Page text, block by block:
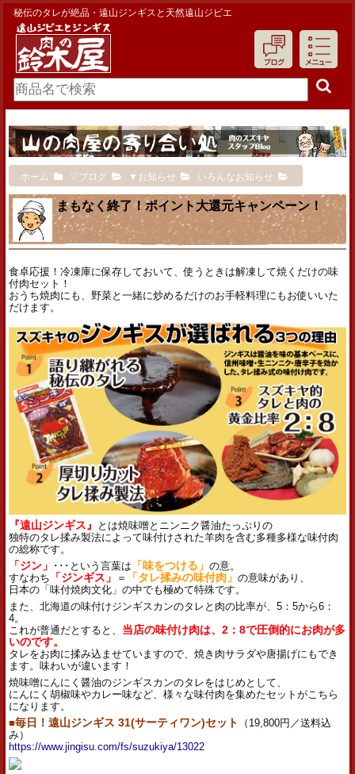
秘伝のタレが絶品・遠山ジンギスと天然遠山ジビエ
ホーム ▽ブログ ▼お知らせ いろんなお知らせ
まもなく終了！ポイント大還元キャンペーン！
食卓応援！冷凍庫に保存しておいて、使うときは解凍して焼くだけの味
付肉セット！
おうち焼肉にも、野菜と一緒に炒めるだけのお手軽料理にもお使いいた
だけます。
『遠山ジンギス』
とは焼味噌とニンニク醤油たっぷりの
独特のタレ揉み製法によって味付けされた羊肉を含む多種多様な味付肉
の総称です。
「ジン」 ･･･という言葉は 「味をつける」の意。
すなわち 「ジンギス」 ＝ 「タレ揉みの味付肉」の意味があり、
日本の「味付焼肉文化」の中でも極めて特殊です。
また、北海道の味付けジンギスカンのタレと肉の比率が、5：5から6：
4。
これが普通だとすると、 当店の味付け肉は、2：8で圧倒的にお肉が多
いのです。
タレをお肉に揉み込ませていますので、焼き肉サラダや唐揚げにもでき
ます。味わいが違います！
焼味噌にんにく醤油のジンギスカンのタレをはじめとして、
にんにく胡椒味やカレー味など、様々な味付肉を集めたセットがこちら
になります。
■毎日！遠山ジンギス 31(サーティワン)セット
（19,800円／送料込
み）
https://www.jingisu.com/fs/suzukiya/13022